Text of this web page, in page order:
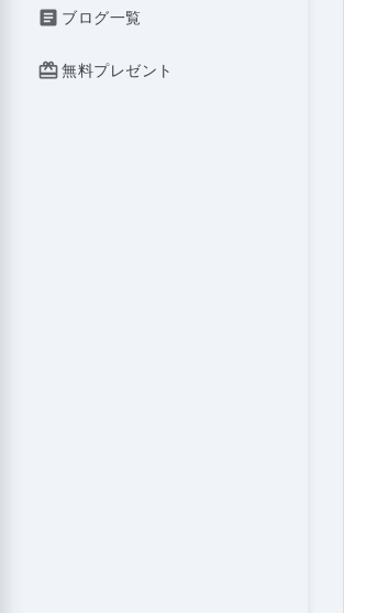
article ブログ一覧
redeem無料プレゼント